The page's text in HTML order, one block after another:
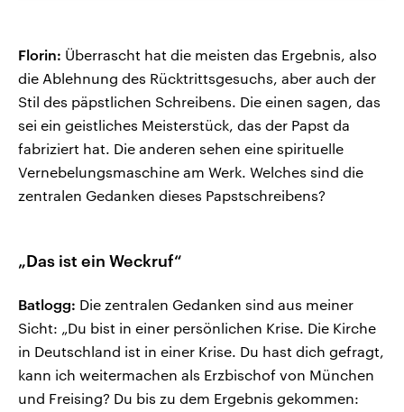
Florin: Überrascht hat die meisten das Ergebnis, also
die Ablehnung des Rücktrittsgesuchs, aber auch der
Stil des päpstlichen Schreibens. Die einen sagen, das
sei ein geistliches Meisterstück, das der Papst da
fabriziert hat. Die anderen sehen eine spirituelle
Vernebelungsmaschine am Werk. Welches sind die
zentralen Gedanken dieses Papstschreibens?
„Das ist ein Weckruf“
Batlogg: Die zentralen Gedanken sind aus meiner
Sicht: „Du bist in einer persönlichen Krise. Die Kirche
in Deutschland ist in einer Krise. Du hast dich gefragt,
kann ich weitermachen als Erzbischof von München
und Freising? Du bis zu dem Ergebnis gekommen: